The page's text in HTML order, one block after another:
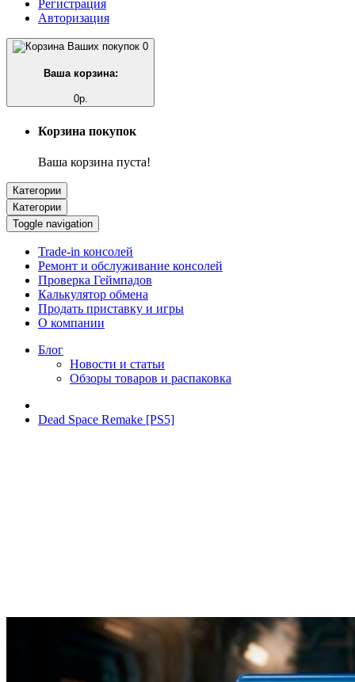
Регистрация
Авторизация
0
Ваша корзина:
0р.
Корзина покупок
Ваша корзина пуста!
Категории
Категории
Toggle navigation
Trade-in консолей
Ремонт и обслуживание консолей
Проверка Геймпадов
Калькулятор обмена
Продать приставку и игры
О компании
Блог
Новости и статьи
Обзоры товаров и распаковка
Dead Space Remake [PS5]